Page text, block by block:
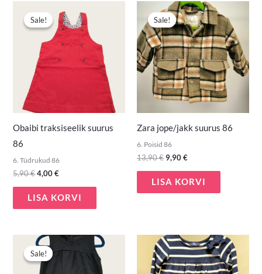
Sale!
Sale!
Obaibi traksiseelik suurus
86
6. Tüdrukud 86
5,90€
hind
oli:
5,90 €.
4,00€
hind
on:
4,00 €.
LISA KORVI
Sale!
Sale!
Zara jope/jakk suurus 86
6. Poisid 86
13,90€
Algne
hind
oli:
13,90 €.
9,90€
Praegune
hind
on:
9,90 €.
LISA KORVI
Sale!
Sale!
Algne
hind
oli:
3,00 €.
Praegune
hind